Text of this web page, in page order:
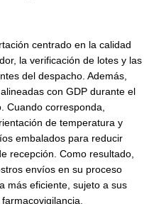
centrado en la calidad
la verificación de lotes y las
del despacho. Además,
con GDP durante el
Cuando corresponda,
de temperatura y
embalados para reducir
recepción. Como resultado,
envíos en su proceso
más eficiente, sujeto a sus